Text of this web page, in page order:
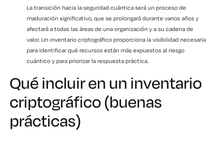
La transición hacia la seguridad cuántica será un proceso de
maduración significativo, que se prolongará durante varios años y
afectará a todas las áreas de una organización y a su cadena de
valor. Un inventario criptográfico proporciona la visibilidad necesaria
para identificar qué recursos están más expuestos al riesgo
cuántico y para priorizar la respuesta práctica.
Qué incluir en un inventario
criptográfico (buenas
prácticas)